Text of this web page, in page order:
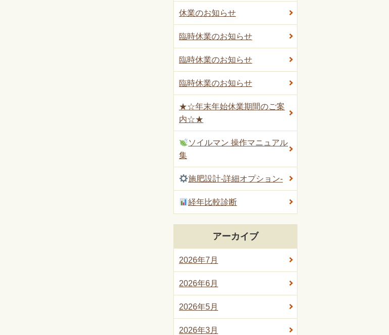
休業のお知らせ
臨時休業のお知らせ
臨時休業のお知らせ
臨時休業のお知らせ
★☆年末年始休業期間のご案
内☆★
ソイルマン 操作マニュアル
集
施肥設計-詳細オプション-
経年比較診断
アーカイブ
2026年7月
2026年6月
2026年5月
2026年3月